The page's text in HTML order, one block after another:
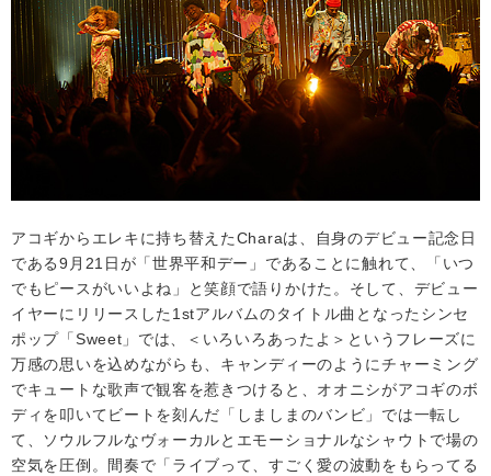
アコギからエレキに持ち替えたCharaは、自身のデビュー記念日
である9月21日が「世界平和デー」であることに触れて、「いつ
でもピースがいいよね」と笑顔で語りかけた。そして、デビュー
イヤーにリリースした1stアルバムのタイトル曲となったシンセ
ポップ「Sweet」では、＜いろいろあったよ＞というフレーズに
万感の思いを込めながらも、キャンディーのようにチャーミング
でキュートな歌声で観客を惹きつけると、オオニシがアコギのボ
ディを叩いてビートを刻んだ「しましまのバンビ」では一転し
て、ソウルフルなヴォーカルとエモーショナルなシャウトで場の
空気を圧倒。間奏で「ライブって、すごく愛の波動をもらってる